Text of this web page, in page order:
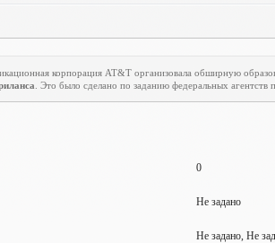
корпорация AT&T организовала обширную
. Это было сделано по заданию федеральных
0
Не задано
Не задано, Не